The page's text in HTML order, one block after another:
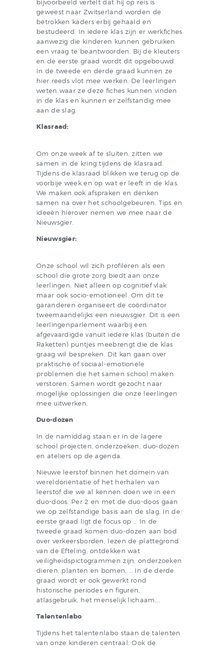
bijvoorbeeld vertelt dat hij op reis is
geweest naar Zwitserland worden de
betrokken kaders erbij gehaald en
bestudeerd. In iedere klas zijn er werkfiches
aanwezig die kinderen kunnen gebruiken
een vraag te beantwoorden. Bij de kleuters
en de eerste graad wordt dit opgebouwd.
In de tweede en derde graad kunnen ze
hier reeds vlot mee werken. De leerlingen
weten waar ze deze fiches kunnen vinden
in de klas en kunnen er zelfstandig mee
aan de slag.
Klasraad:
Om onze week af te sluiten, zitten we
samen in de kring tijdens de klasraad.
Tijdens de klasraad blikken we terug op de
voorbije week en op wat er leeft in de klas.
We maken ook afspraken en denken
samen na over het schoolgebeuren. Tips en
ideeën hierover nemen we mee naar de
Nieuwsgier.
Nieuwsgier:
Onze school wil zich profileren als een
school die grote zorg biedt aan onze
leerlingen. Niet alleen op cognitief vlak
maar ook socio-emotioneel. Om dit te
garanderen organiseert de coördinator
tweemaandelijks een nieuwsgier. Dit is een
leerlingenparlement waarbij een
afgevaardigde vanuit iedere klas (buiten de
Raketten) puntjes meebrengt die de klas
graag wil bespreken. Dit kan gaan over
praktische of sociaal-emotionele
problemen die het samen school maken
verstoren. Samen wordt gezocht naar
mogelijke oplossingen die onze leerlingen
mee uitwerken.
Duo-dozen
In de namiddag staan er in de lagere
school projecten, onderzoeken, duo-dozen
en ateliers op de agenda.
Nieuwe leerstof binnen het domein van
wereldoriëntatie of het herhalen van
leerstof die we al kennen doen we in een
duo-doos. Per 2 en met de duo-doos gaan
we op zelfstandige basis aan de slag. In de
eerste graad ligt de focus op … In de
tweede graad komen duo-dozen aan bod
over verkeersborden, lezen de plattegrond
van de Efteling, ontdekken wat
veiligheidspictogrammen zijn, onderzoeken
dieren, planten en bomen, … In de derde
graad wordt er ook gewerkt rond
historische periodes en figuren,
atlasgebruik, het menselijk lichaam,…
Talentenlabo
Tijdens het talentenlabo staan de talenten
van onze kinderen centraal. Ook de